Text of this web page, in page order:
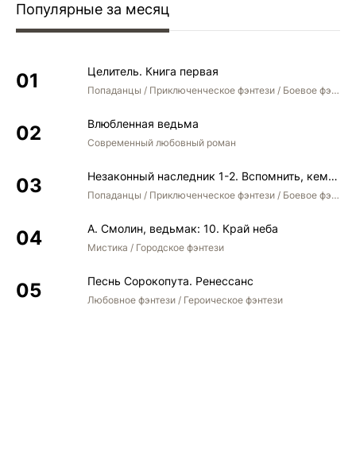
Популярные за месяц
Целитель. Книга первая
Попаданцы / Приключенческое фэнтези / Боевое фэнтези
Влюбленная ведьма
Современный любовный роман
Незаконный наследник 1-2. Вспомнить, кем был. Стать собой. Остаться собой
Попаданцы / Приключенческое фэнтези / Боевое фэнтези / Юмористическое фэнтези
А. Смолин, ведьмак: 10. Край неба
Мистика / Городское фэнтези
Песнь Сорокопута. Ренессанс
Любовное фэнтези / Героическое фэнтези